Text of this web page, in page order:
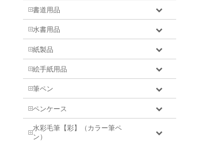
書道用品
水書用品
紙製品
絵手紙用品
筆ペン
ペンケース
水彩毛筆【彩】（カラー筆ペ
ン）